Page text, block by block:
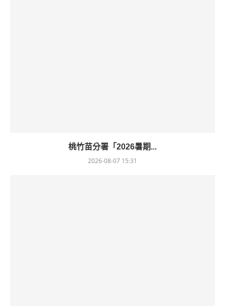
桃竹苗分署「2026暑期...
2026-08-07 15:31